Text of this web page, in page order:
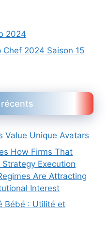
2024
2024 Saison 15
Value Unique Avatars
How Firms That
Execution
Are Attracting
Interest
Bébé : Utilité et